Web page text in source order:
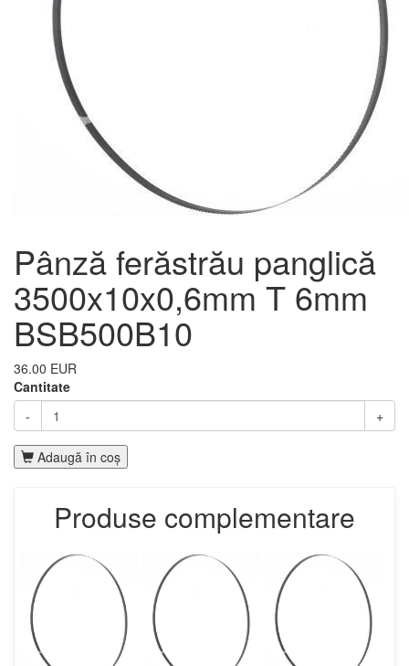
Pânză ferăstrău panglică
3500x10x0,6mm T 6mm
BSB500B10
36.00 EUR
Cantitate
-
+
Adaugă în coş
Produse complementare